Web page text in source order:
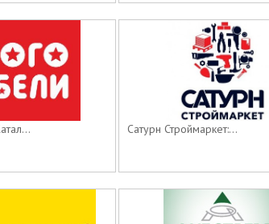
Сатурн Строймаркет:...